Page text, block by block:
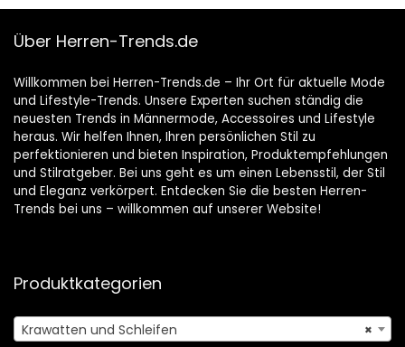
Über Herren-Trends.de
Willkommen bei Herren-Trends.de – Ihr Ort für aktuelle Mode
und Lifestyle-Trends. Unsere Experten suchen ständig die
neuesten Trends in Männermode, Accessoires und Lifestyle
heraus. Wir helfen Ihnen, Ihren persönlichen Stil zu
perfektionieren und bieten Inspiration, Produktempfehlungen
und Stilratgeber. Bei uns geht es um einen Lebensstil, der Stil
und Eleganz verkörpert. Entdecken Sie die besten Herren-
Trends bei uns – willkommen auf unserer Website!
Produktkategorien
×
Krawatten und Schleifen